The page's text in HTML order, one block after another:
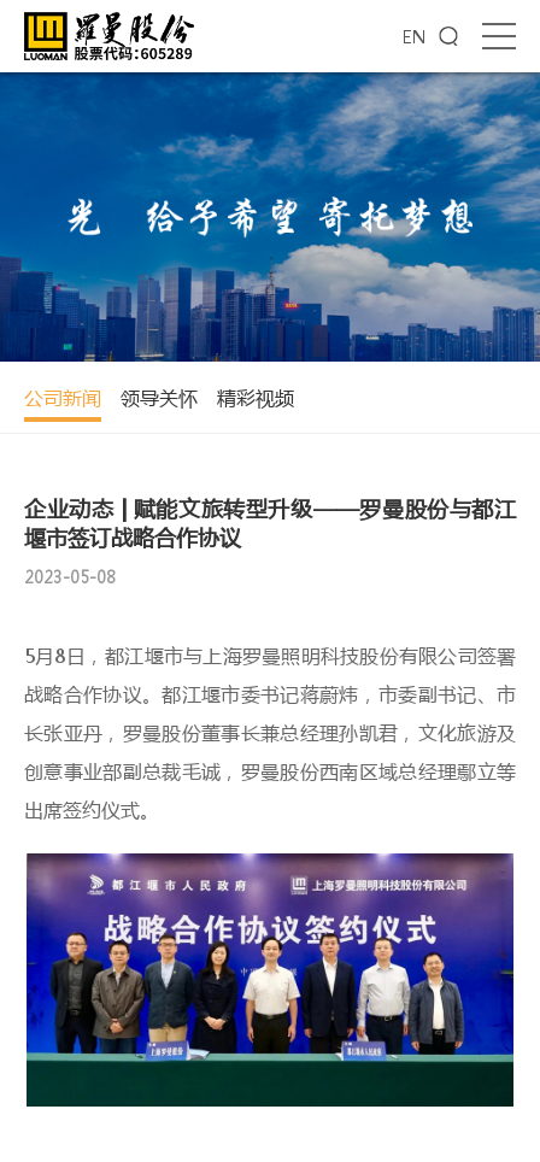
EN
公司新闻 领导关怀 精彩视频
企业动态 | 赋能文旅转型升级——罗曼股份与都江
堰市签订战略合作协议
2023-05-08
5月8日，都江堰市与上海罗曼照明科技股份有限公司签署
战略合作协议。都江堰市委书记蒋蔚炜，市委副书记、市
长张亚丹，罗曼股份董事长兼总经理孙凯君，文化旅游及
创意事业部副总裁毛诚，罗曼股份西南区域总经理鄢立等
出席签约仪式。